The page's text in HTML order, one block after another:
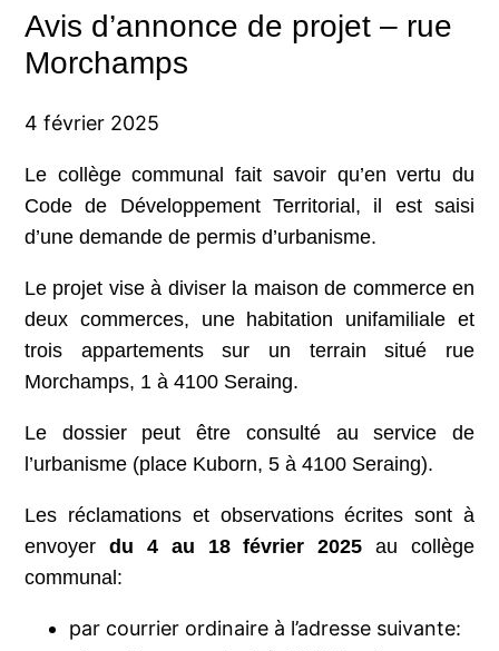
Avis d’annonce de projet – rue
Morchamps
4 février 2025
Le collège communal fait savoir qu’en vertu du
Code de Développement Territorial, il est saisi
d’une demande de permis d’urbanisme.
Le projet vise à diviser la maison de commerce en
deux commerces, une habitation unifamiliale et
trois appartements sur un terrain situé rue
Morchamps, 1 à 4100 Seraing.
Le dossier peut être consulté au service de
l’urbanisme (place Kuborn, 5 à 4100 Seraing).
Les réclamations et observations écrites sont à
envoyer du 4 au 18 février 2025au collège
communal:
par courrier ordinaire à l’adresse suivante: